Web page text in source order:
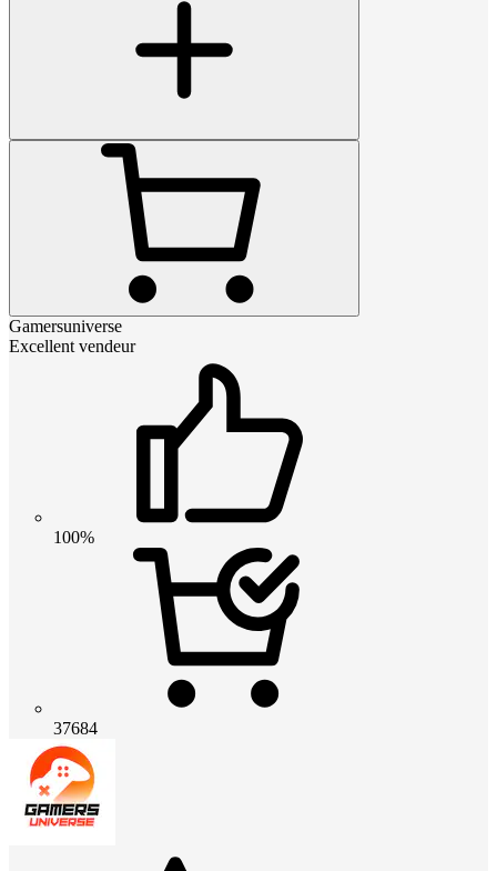
Gamersuniverse
Excellent vendeur
100%
37684